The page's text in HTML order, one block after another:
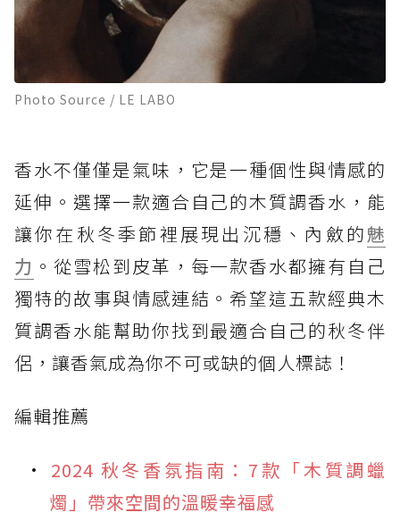
Photo Source / LE LABO
香水不僅僅是氣味，它是一種個性與情感的
延伸。選擇一款適合自己的木質調香水，能
讓你在秋冬季節裡展現出沉穩、內斂的魅
力 。從雪松到皮革，每一款香水都擁有自己
獨特的故事與情感連結。希望這五款經典木
質調香水能幫助你找到最適合自己的秋冬伴
侶，讓香氣成為你不可或缺的個人標誌！
編輯推薦
2024 秋冬香氛指南：7款「木質調蠟
燭」帶來空間的溫暖幸福感